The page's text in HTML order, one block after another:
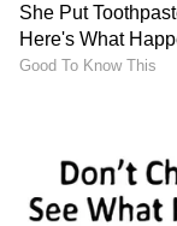
അറിയിച്ചു.
സുരക്ഷാ